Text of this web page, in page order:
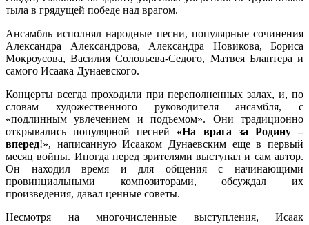
тыла в грядущей победе над врагом.
Ансамбль исполнял народные песни, популярные сочинения
Александра Александрова, Александра Новикова, Бориса
Мокроусова, Василия Соловьева-Седого, Матвея Блантера и
самого Исаака Дунаевского.
Концерты всегда проходили при переполненных залах, и, по
словам художественного руководителя ансамбля, с
«подлинным увлечением и подъемом». Они традиционно
открывались популярной песней «На врага за Родину –
вперед!», написанную Исааком Дунаевским еще в первый
месяц войны. Иногда перед зрителями выступал и сам автор.
Он находил время и для общения с начинающими
провинциальными композиторами, обсуждал их
произведения, давал ценные советы.
Несмотря на многочисленные выступления, Исаак